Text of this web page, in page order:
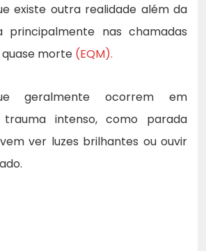
existe outra realidade além da
principalmente nas chamadas
morte (EQM).
geralmente ocorrem em
intenso, como parada
ver luzes brilhantes ou ouvir